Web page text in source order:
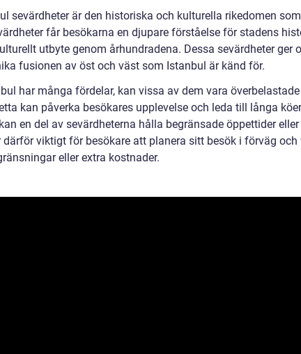
sevärdheter är den historiska och kulturella rikedomen
får besökarna en djupare förståelse för stadens
utbyte genom århundradena. Dessa sevärdheter ger
fusionen av öst och väst som Istanbul är känd för.
har många fördelar, kan vissa av dem vara
kan påverka besökares upplevelse och leda till långa
en del av sevärdheterna hålla begränsade öppettider eller
viktigt för besökare att planera sitt besök i förväg och
eller extra kostnader.